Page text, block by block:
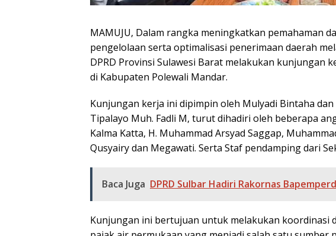
MAMUJU, Dalam rangka meningkatkan pemahaman
pengelolaan serta optimalisasi penerimaan daerah
DPRD Provinsi Sulawesi Barat melakukan kunjungan
di Kabupaten Polewali Mandar.
Kunjungan kerja ini dipimpin oleh Mulyadi Bintaha
Tipalayo Muh. Fadli M, turut dihadiri oleh beberapa
Kalma Katta, H. Muhammad Arsyad Saggap,
Qusyairy dan Megawati. Serta Staf pendamping dari
Baca Juga DPRD Sulbar Hadiri Rakornas
Kunjungan ini bertujuan untuk melakukan koordinasi